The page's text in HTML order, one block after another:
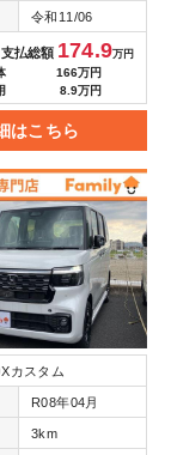
令和11/06
支払総額 174.9万円
166万円
8.9万円
はこちら
カスタム
R08年04月
3km